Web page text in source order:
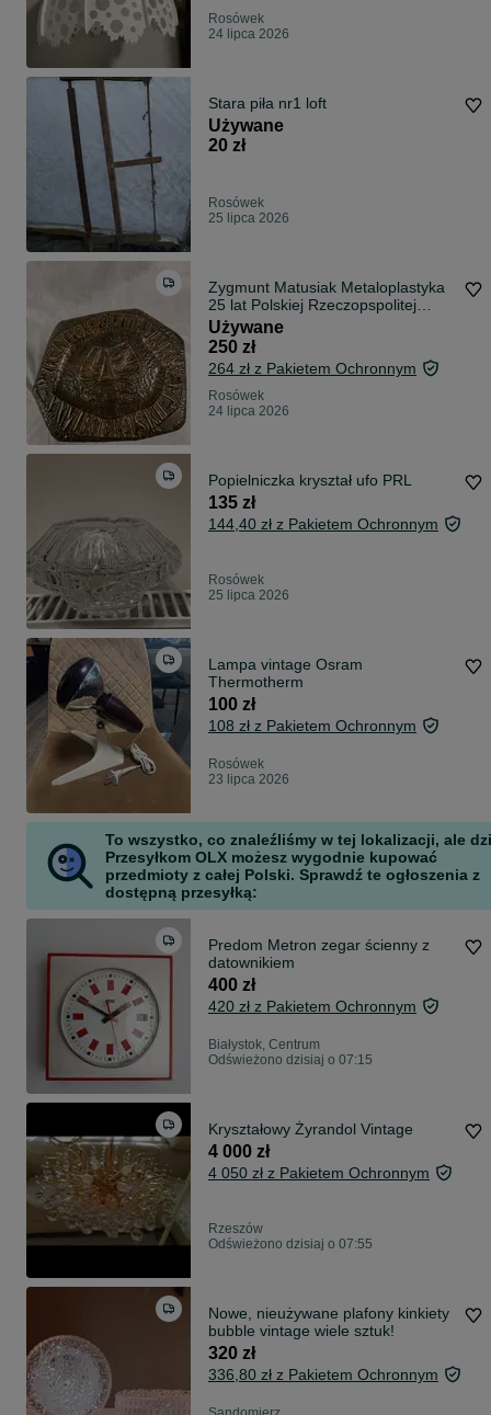
Rosówek
24 lipca 2026
Stara piła nr1 loft
Używane
20 zł
Rosówek
25 lipca 2026
Zygmunt Matusiak Metaloplastyka
25 lat Polskiej Rzeczopspolitej
Ludowe
Używane
250 zł
264 zł z Pakietem Ochronnym
Rosówek
24 lipca 2026
Popielniczka kryształ ufo PRL
135 zł
144,40 zł z Pakietem Ochronnym
Rosówek
25 lipca 2026
Lampa vintage Osram
Thermotherm
100 zł
108 zł z Pakietem Ochronnym
Rosówek
23 lipca 2026
To wszystko, co znaleźliśmy w tej lokalizacji, ale
Przesyłkom OLX możesz wygodnie kupować
przedmioty z całej Polski. Sprawdź te ogłoszenia z
dostępną przesyłką:
Predom Metron zegar ścienny z
datownikiem
400 zł
420 zł z Pakietem Ochronnym
Białystok, Centrum
Odświeżono dzisiaj o 07:15
Kryształowy Żyrandol Vintage
4 000 zł
4 050 zł z Pakietem Ochronnym
Rzeszów
Odświeżono dzisiaj o 07:55
Nowe, nieużywane plafony kinkiety
bubble vintage wiele sztuk!
320 zł
336,80 zł z Pakietem Ochronnym